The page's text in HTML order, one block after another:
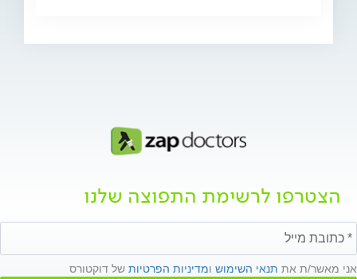
הצטרפו לרשימת התפוצה שלנו
אני מאשר/ת את תנאי השימוש ומדיניות הפרטיות של דוקטורס